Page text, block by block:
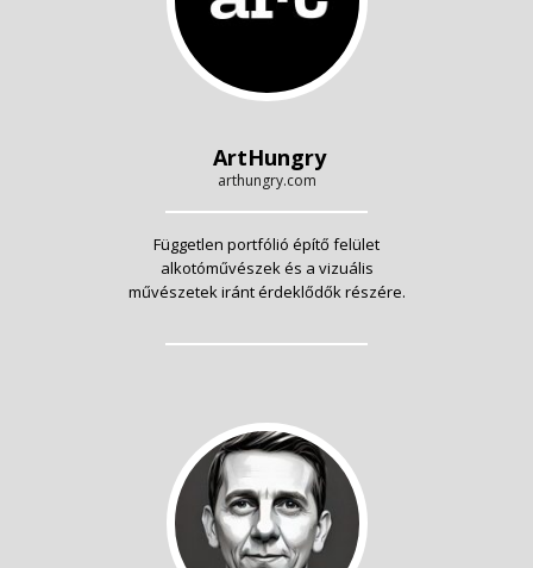
ArtHungry
arthungry.com
Független portfólió építő felület
alkotóművészek és a vizuális
művészetek iránt érdeklődők részére.